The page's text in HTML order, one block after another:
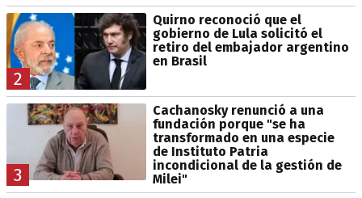
2
Quirno reconoció que el
gobierno de Lula solicitó el
retiro del embajador argentino
en Brasil
3
Cachanosky renunció a una
fundación porque "se ha
transformado en una especie
de Instituto Patria
incondicional de la gestión de
Milei"